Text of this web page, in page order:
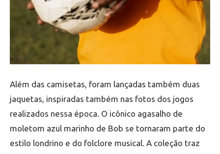
Além das camisetas, foram lançadas também duas
jaquetas, inspiradas também nas fotos dos jogos
realizados nessa época. O icônico agasalho de
moletom azul marinho de Bob se tornaram parte do
estilo londrino e do folclore musical. A coleção traz